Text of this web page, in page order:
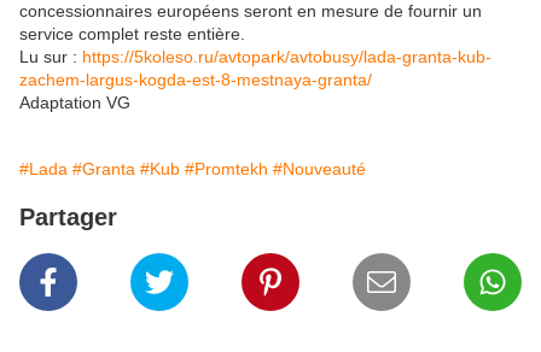
concessionnaires européens seront en mesure de fournir un
service complet reste entière.
Lu sur : https://5koleso.ru/avtopark/avtobusy/lada-granta-kub-
zachem-largus-kogda-est-8-mestnaya-granta/
Adaptation VG
#Lada #Granta #Kub #Promtekh #Nouveauté
Partager